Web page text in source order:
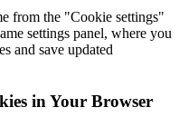
from the "Cookie settings"
settings panel, where you
and save updated
in Your Browser